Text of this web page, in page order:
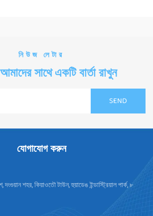
নিউজ লেটার
সাথে একটি বার্তা রাখুন
যোগাযোগ করুন
শহর, কিয়াওতৌ টাউন, হুয়াডেঙ ইন্ডাস্ট্রিয়াল পার্ক, ৮